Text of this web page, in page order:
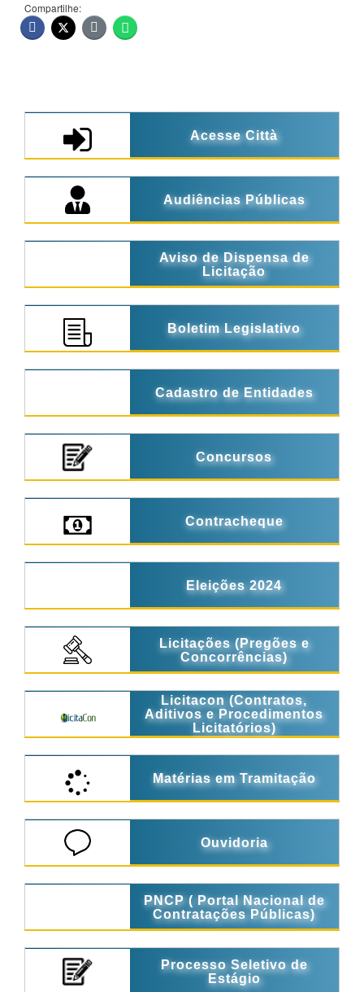
Compartilhe:
Acesse Città
Audiências Públicas
Aviso de Dispensa de
Licitação
Boletim Legislativo
Cadastro de Entidades
Concursos
Contracheque
Eleições 2024
Licitações (Pregões e
Concorrências)
Licitacon (Contratos,
Aditivos e Procedimentos
Licitatórios)
Matérias em Tramitação
Ouvidoria
PNCP ( Portal Nacional de
Contratações Públicas)
Processo Seletivo de
Estágio